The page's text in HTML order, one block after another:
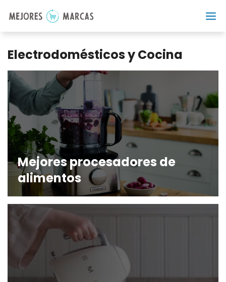
Electrodomésticos y Cocina
Mejores procesadores de
alimentos